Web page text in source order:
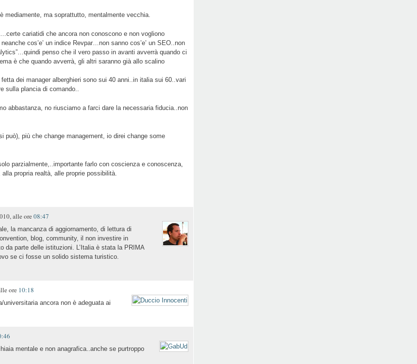
mediamente, ma soprattutto, mentalmente vecchia.
cariatidi che ancora non conoscono e non vogliono
cos’e’ un indice Revpar…non sanno cos’e’ un SEO..non
penso che il vero passo in avanti avverrà quando ci
è che quando avverrà, gli altri saranno già allo scalino
dei manager alberghieri sono sui 40 anni..in italia sui 60..vari
sulla plancia di comando..
abbastanza, no riusciamo a farci dare la necessaria fiducia..non
può), più che change management, io direi change some
parzialmente,..importante farlo con coscienza e conoscenza,
propria realtà, alle proprie possibilità.
alle ore 08:47
la mancanza di aggiornamento, di lettura di
blog, community, il non investire in
da parte delle istituzioni. L’Italia è stata la PRIMA
se ci fosse un solido sistema turistico.
ore 10:18
ancora non è adeguata ai
mentale e non anagrafica..anche se purtroppo